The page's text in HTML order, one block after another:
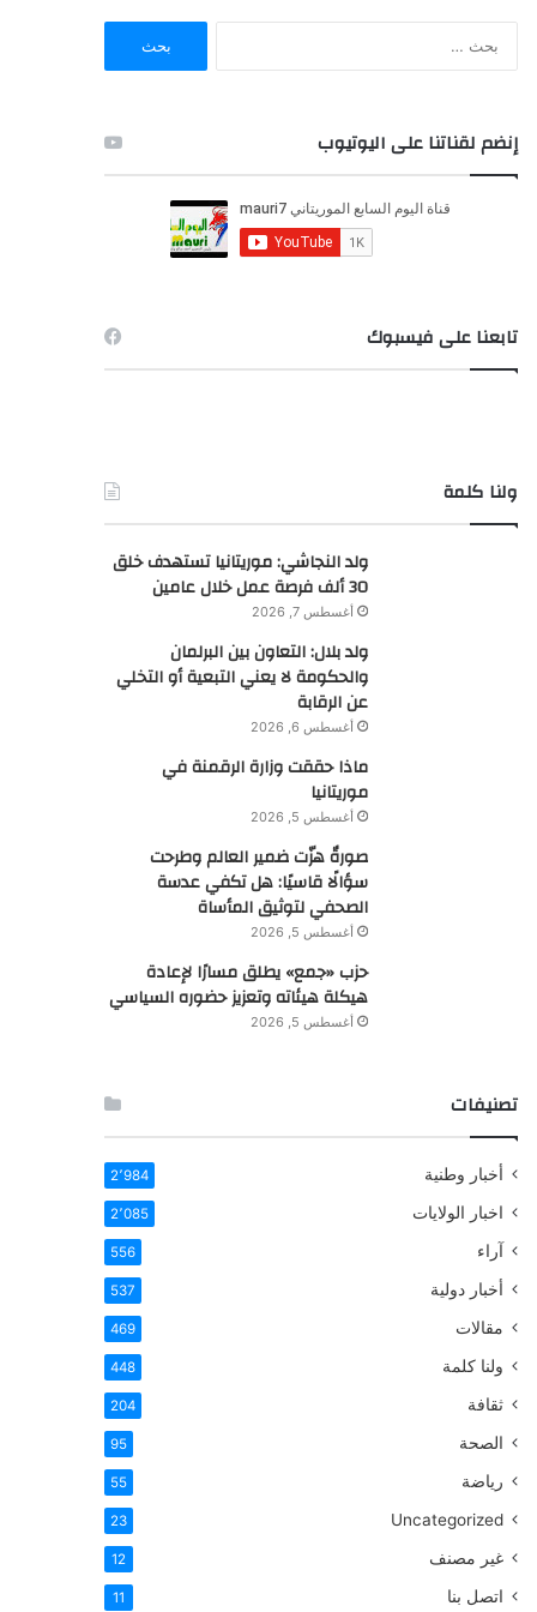
:
إنضم لقناتنا على اليوتيوب
تابعنا على فيسبوك
ولنا كلمة
ولد النجاشي: موريتانيا تستهدف خلق
30 ألف فرصة عمل خلال عامين
أغسطس 7, 2026
ولد بلال: التعاون بين البرلمان
والحكومة لا يعني التبعية أو التخلي
عن الرقابة
أغسطس 6, 2026
ماذا حققت وزارة الرقمنة في
موريتانيا
أغسطس 5, 2026
صورةٌ هزّت ضمير العالم وطرحت
سؤالًا قاسيًا: هل تكفي عدسة
الصحفي لتوثيق المأساة
أغسطس 5, 2026
حزب «جمع» يطلق مسارًا لإعادة
هيكلة هيئاته وتعزيز حضوره السياسي
أغسطس 5, 2026
تصنيفات
أخبار وطنية 2٬984
اخبار الولايات 2٬085
آراء 556
أخبار دولية 537
مقالات 469
ولنا كلمة 448
ثقافة 204
الصحة 95
رياضة 55
Uncategorized
23
غير مصنف 12
اتصل بنا 11